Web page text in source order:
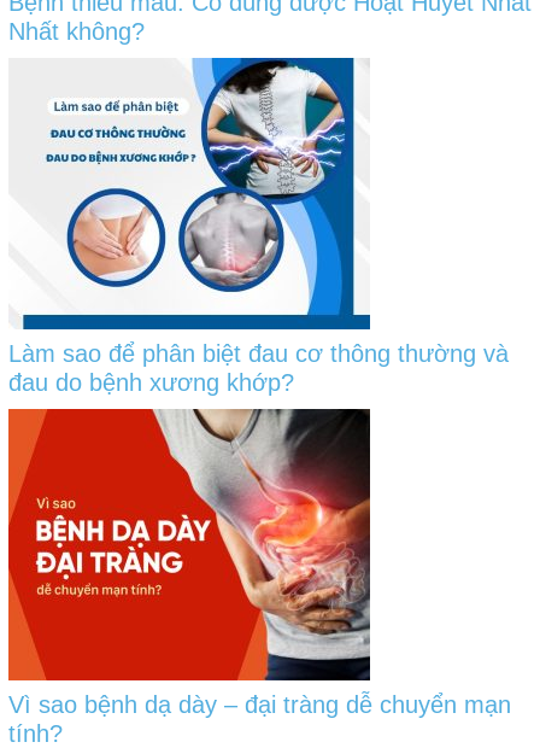
Nhất không?
Làm sao để phân biệt đau cơ thông thường và
đau do bệnh xương khớp?
Vì sao bệnh dạ dày – đại tràng dễ chuyển mạn
tính?